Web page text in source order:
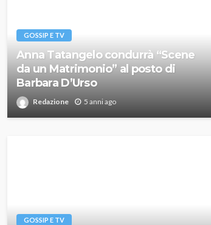
GOSSIP E TV
Anna Tatangelo condurrà “Scene
da un Matrimonio” al posto di
Barbara D’Urso
Redazione 5 anni ago
GOSSIP E TV